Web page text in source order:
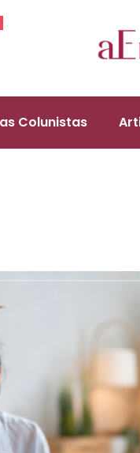
Colunistas